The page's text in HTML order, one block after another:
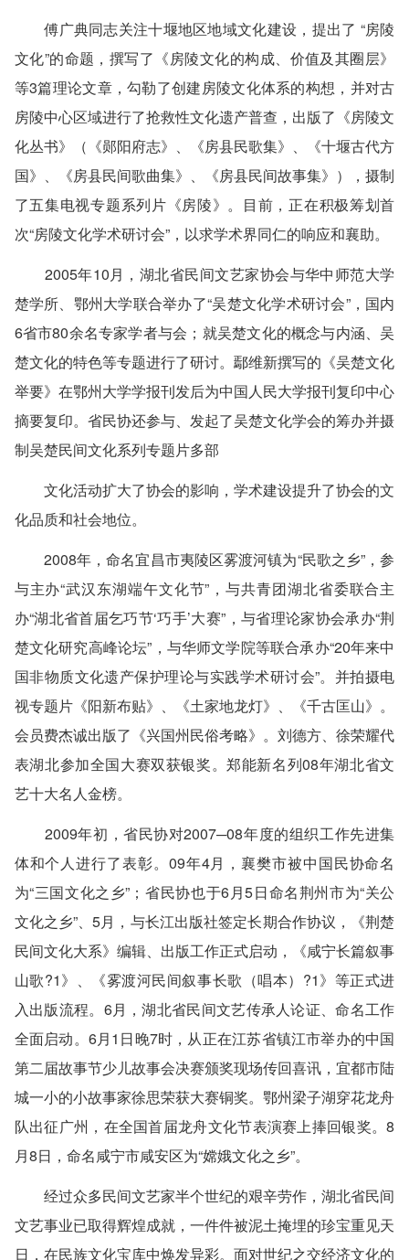
傅广典同志关注十堰地区地域文化建设，提出了 “房陵
文化”的命题，撰写了《房陵文化的构成、价值及其圈层》
等3篇理论文章，勾勒了创建房陵文化体系的构想，并对古
房陵中心区域进行了抢救性文化遗产普查，出版了《房陵文
化丛书》（《郧阳府志》、《房县民歌集》、《十堰古代方
国》、《房县民间歌曲集》、《房县民间故事集》），摄制
了五集电视专题系列片《房陵》。目前，正在积极筹划首
次“房陵文化学术研讨会”，以求学术界同仁的响应和襄助。
2005年10月，湖北省民间文艺家协会与华中师范大学
楚学所、鄂州大学联合举办了“吴楚文化学术研讨会”，国内
6省市80余名专家学者与会；就吴楚文化的概念与内涵、吴
楚文化的特色等专题进行了研讨。鄢维新撰写的《吴楚文化
举要》在鄂州大学学报刊发后为中国人民大学报刊复印中心
摘要复印。省民协还参与、发起了吴楚文化学会的筹办并摄
制吴楚民间文化系列专题片多部
文化活动扩大了协会的影响，学术建设提升了协会的文
化品质和社会地位。
2008年，命名宜昌市夷陵区雾渡河镇为“民歌之乡”，参
与主办“武汉东湖端午文化节”，与共青团湖北省委联合主
办“湖北省首届乞巧节‘巧手’大赛”，与省理论家协会承办“荆
楚文化研究高峰论坛”，与华师文学院等联合承办“20年来中
国非物质文化遗产保护理论与实践学术研讨会”。并拍摄电
视专题片《阳新布贴》、《土家地龙灯》、《千古匡山》。
会员费杰诚出版了《兴国州民俗考略》。刘德方、徐荣耀代
表湖北参加全国大赛双获银奖。郑能新名列08年湖北省文
艺十大名人金榜。
2009年初，省民协对2007─08年度的组织工作先进集
体和个人进行了表彰。09年4月，襄樊市被中国民协命名
为“三国文化之乡”；省民协也于6月5日命名荆州市为“关公
文化之乡”、5月，与长江出版社签定长期合作协议，《荆楚
民间文化大系》编辑、出版工作正式启动，《咸宁长篇叙事
山歌?1》、《雾渡河民间叙事长歌（唱本）?1》等正式进
入出版流程。6月，湖北省民间文艺传承人论证、命名工作
全面启动。6月1日晚7时，从正在江苏省镇江市举办的中国
第二届故事节少儿故事会决赛颁奖现场传回喜讯，宜都市陆
城一小的小故事家徐思荣获大赛铜奖。鄂州梁子湖穿花龙舟
队出征广州，在全国首届龙舟文化节表演赛上捧回银奖。8
月8日，命名咸宁市咸安区为“嫦娥文化之乡”。
经过众多民间文艺家半个世纪的艰辛劳作，湖北省民间
文艺事业已取得辉煌成就，一件件被泥土掩埋的珍宝重见天
日，在民族文化宝库中焕发异彩。面对世纪之交经济文化的